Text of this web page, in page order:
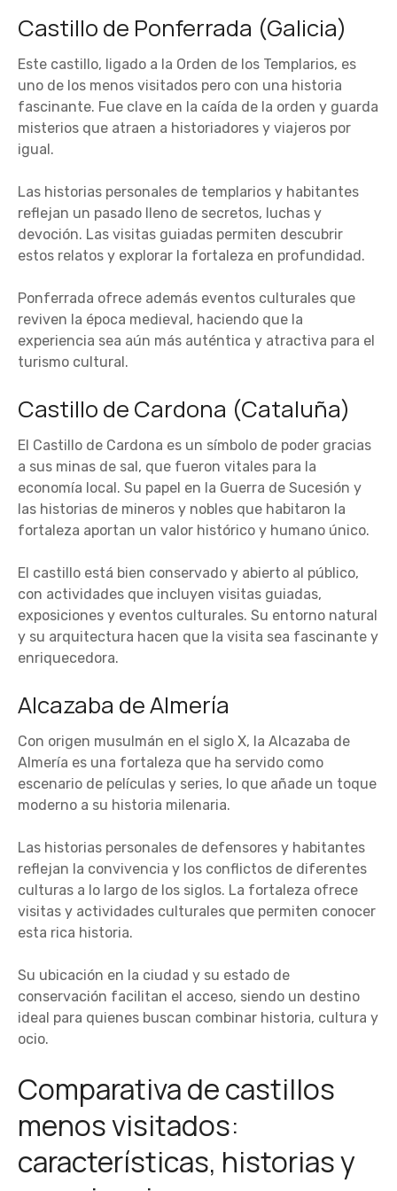
Castillo de Ponferrada (Galicia)
Este castillo, ligado a la Orden de los Templarios, es
uno de los menos visitados pero con una historia
fascinante. Fue clave en la caída de la orden y guarda
misterios que atraen a historiadores y viajeros por
igual.
Las historias personales de templarios y habitantes
reflejan un pasado lleno de secretos, luchas y
devoción. Las visitas guiadas permiten descubrir
estos relatos y explorar la fortaleza en profundidad.
Ponferrada ofrece además eventos culturales que
reviven la época medieval, haciendo que la
experiencia sea aún más auténtica y atractiva para el
turismo cultural.
Castillo de Cardona (Cataluña)
El Castillo de Cardona es un símbolo de poder gracias
a sus minas de sal, que fueron vitales para la
economía local. Su papel en la Guerra de Sucesión y
las historias de mineros y nobles que habitaron la
fortaleza aportan un valor histórico y humano único.
El castillo está bien conservado y abierto al público,
con actividades que incluyen visitas guiadas,
exposiciones y eventos culturales. Su entorno natural
y su arquitectura hacen que la visita sea fascinante y
enriquecedora.
Alcazaba de Almería
Con origen musulmán en el siglo X, la Alcazaba de
Almería es una fortaleza que ha servido como
escenario de películas y series, lo que añade un toque
moderno a su historia milenaria.
Las historias personales de defensores y habitantes
reflejan la convivencia y los conflictos de diferentes
culturas a lo largo de los siglos. La fortaleza ofrece
visitas y actividades culturales que permiten conocer
esta rica historia.
Su ubicación en la ciudad y su estado de
conservación facilitan el acceso, siendo un destino
ideal para quienes buscan combinar historia, cultura y
ocio.
Comparativa de castillos
menos visitados:
características, historias y